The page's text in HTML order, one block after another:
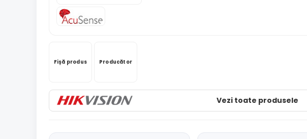
Fișă produs Producător
Vezi toate produsele